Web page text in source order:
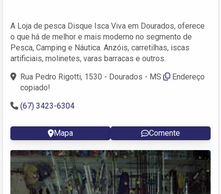
A Loja de pesca Disque Isca Viva em Dourados, oferece
o que há de melhor e mais moderno no segmento de
Pesca, Camping e Náutica. Anzóis, carretilhas, iscas
artificiais, molinetes, varas barracas e outros.
Rua Pedro Rigotti, 1530 - Dourados - MS
Endereço
copiado!
(67) 3423-6304
Mapa Comente